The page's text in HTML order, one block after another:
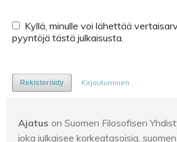
pyyntöjä tästä julkaisusta.
Rekisteröidy Kirjautuminen
Ajatus on Suomen Filosofisen
joka julkaisee korkeatasoisia,